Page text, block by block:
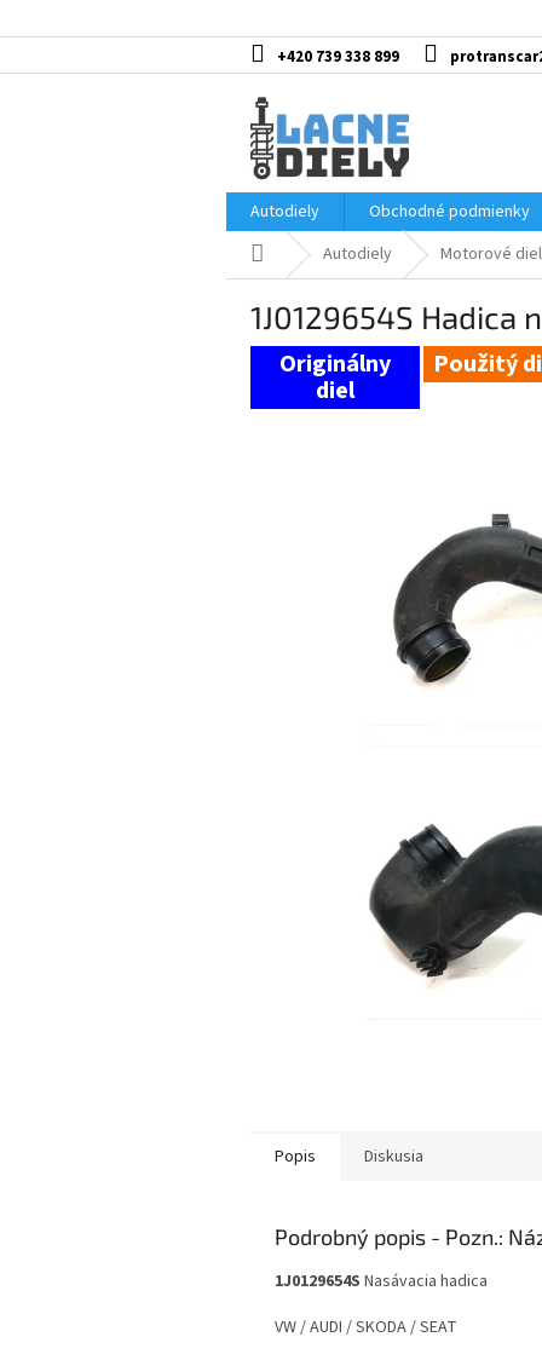
na
+420 739 338 899
Autodiely
Obchodné podmienky
DomovAutodiely Motorové
1J0129654S Hadica
Použitý
Popis Diskusia
Podrobný popis
1J0129654S Nasávacia hadica
VW / AUDI / SKODA / SEAT